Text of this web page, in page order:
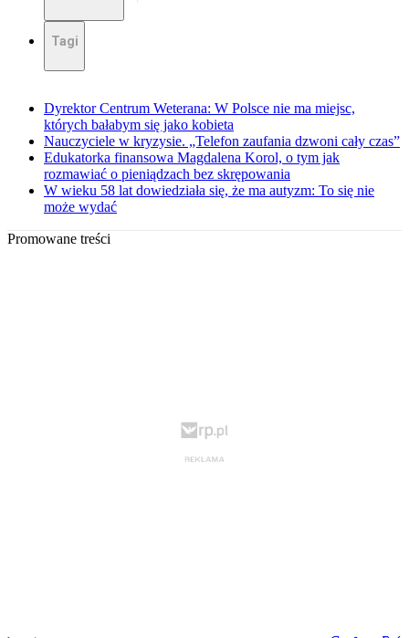
Tagi
Dyrektor Centrum Weterana: W Polsce nie ma miejsc,
których bałabym się jako kobieta
Nauczyciele w kryzysie. „Telefon zaufania dzwoni cały czas”
Edukatorka finansowa Magdalena Korol, o tym jak
rozmawiać o pieniądzach bez skrępowania
W wieku 58 lat dowiedziała się, że ma autyzm: To się nie
może wydać
Promowane treści